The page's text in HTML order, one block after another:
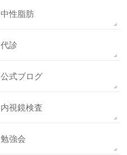
中性脂肪
代診
公式ブログ
内視鏡検査
勉強会